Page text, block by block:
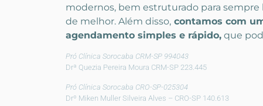
modernos, bem estruturado para
de melhor. Além disso, contamos com
agendamento simples e rápido, que
Pró Clínica Sorocaba CRM-SP 994043
Drª Quezia Pereira Moura CRM-SP 223.445
Pró Clínica Sorocaba CRO-SP-025304
Drº Miken Muller Silveira Alves – CRO-SP 140.613